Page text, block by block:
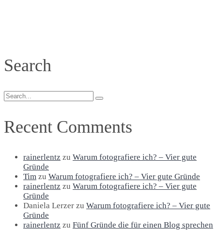
Search
Search
Recent Comments
rainerlentz zu Warum fotografiere ich? – Vier gute
Gründe
Tim zu Warum fotografiere ich? – Vier gute Gründe
rainerlentz zu Warum fotografiere ich? – Vier gute
Gründe
Daniela Lerzer zu Warum fotografiere ich? – Vier gute
Gründe
rainerlentz zu Fünf Gründe die für einen Blog sprechen